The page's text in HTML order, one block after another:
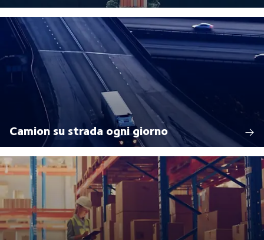
Camion su strada ogni giorno